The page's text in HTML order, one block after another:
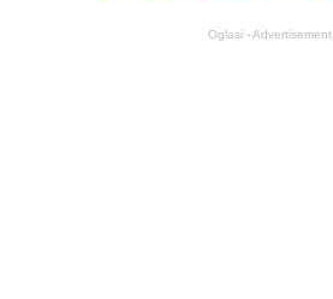
Oglasi - Advertisement